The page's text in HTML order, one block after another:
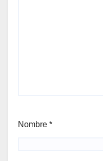
Nombre *